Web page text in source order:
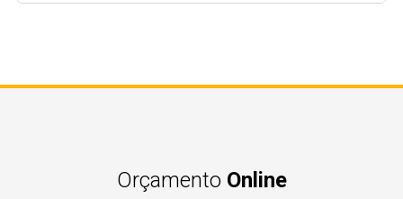
Orçamento Online